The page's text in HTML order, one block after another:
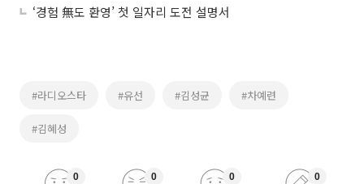
‘경험 無도 환영’ 첫 일자리 도전 설명서
#라디오스타 #유선 #김성균 #차예련
#김혜성
0 0 0 0